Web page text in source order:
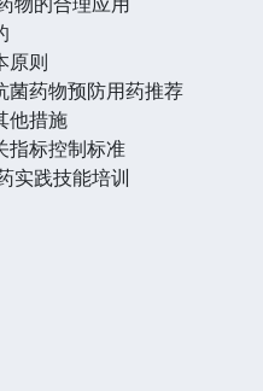
原则
菌药物预防用药推荐
他措施
指标控制标准
实践技能培训